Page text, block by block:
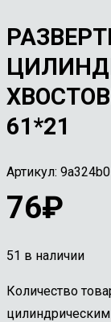
61*21
Артикул:
76₽
51 в наличии
Количество